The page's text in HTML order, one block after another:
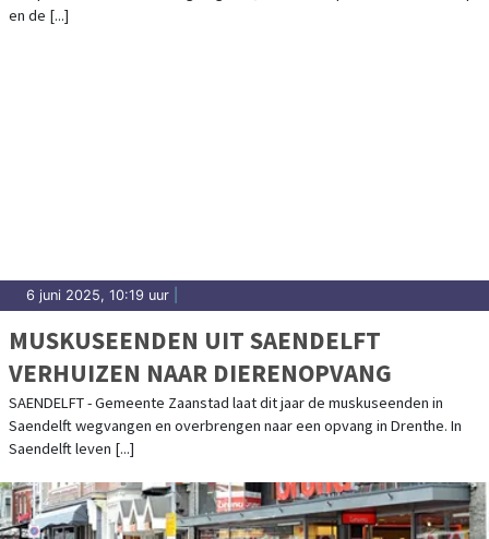
en de [...]
6 juni 2025, 10:19 uur
MUSKUSEENDEN UIT SAENDELFT
VERHUIZEN NAAR DIERENOPVANG
SAENDELFT - Gemeente Zaanstad laat dit jaar de muskuseenden in
Saendelft wegvangen en overbrengen naar een opvang in Drenthe. In
Saendelft leven [...]